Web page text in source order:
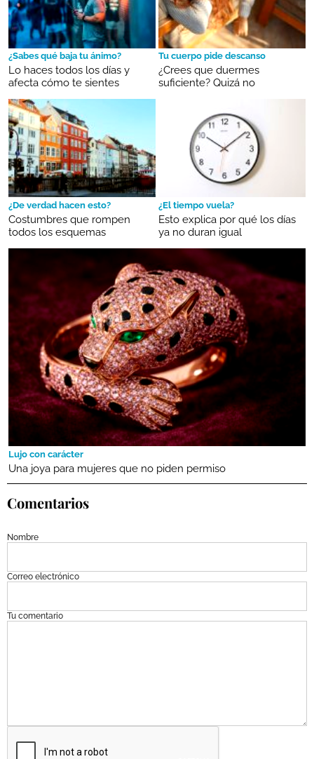
¿Sabes qué baja tu ánimo?
Lo haces todos los días y
afecta cómo te sientes
Tu cuerpo pide descanso
¿Crees que duermes
suficiente? Quizá no
¿De verdad hacen esto?
Costumbres que rompen
todos los esquemas
¿El tiempo vuela?
Esto explica por qué los días
ya no duran igual
Lujo con carácter
Una joya para mujeres que no piden permiso
Comentarios
Nombre
Correo electrónico
Tu comentario